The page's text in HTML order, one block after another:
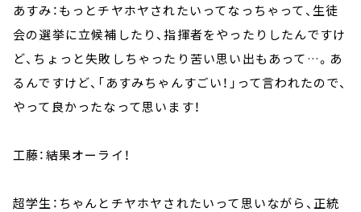
あすみ：もっとチヤホヤされたいってなっちゃって、生徒
会の選挙に立候補したり、指揮者をやったりしたんですけ
ど、ちょっと失敗しちゃったり苦い思い出もあって…。あ
るんですけど、「あすみちゃんすごい！」って言われたので、
やって良かったなって思います！
工藤：結果オーライ！
超学生：ちゃんとチヤホヤされたいって思いながら、正統